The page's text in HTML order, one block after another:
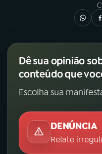
Dê sua opinião
conteúdo que
Escolha sua
DENÚNCIA
Relate